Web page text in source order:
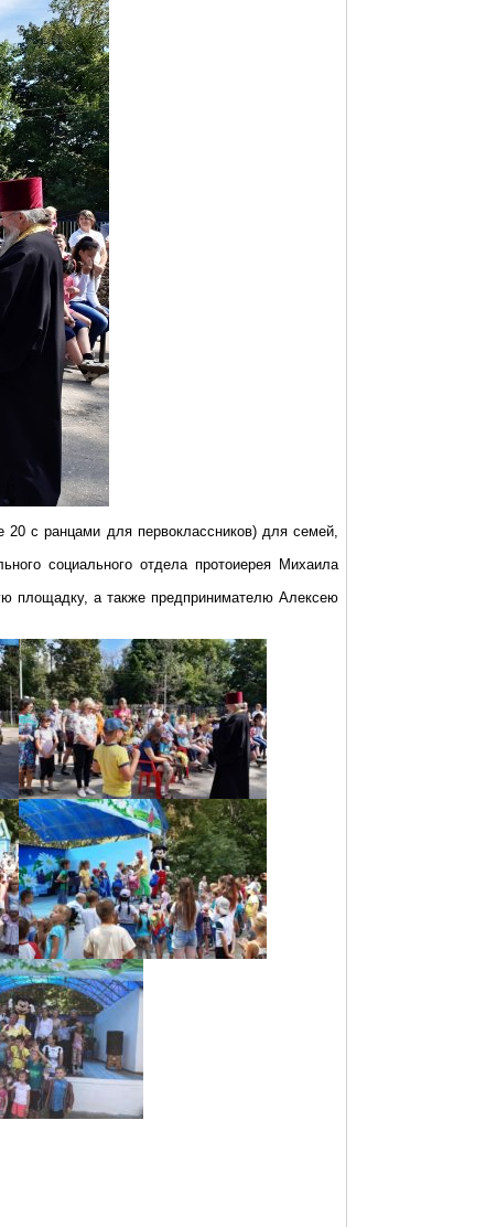
20 с ранцами для первоклассников) для семей,
социального отдела протоиерея Михаила
площадку, а также предпринимателю Алексею